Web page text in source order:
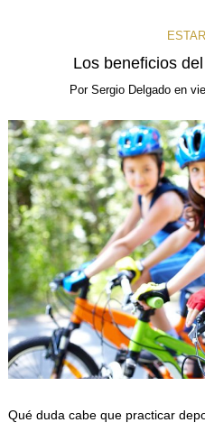
Los beneficios
Por Sergio Delgado en
Qué duda cabe que practicar